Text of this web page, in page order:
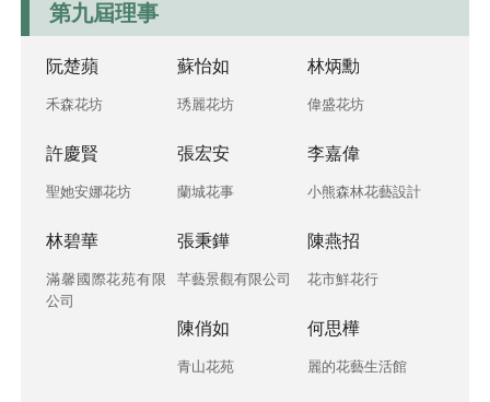
第九屆理事
阮楚蘋
禾森花坊
蘇怡如
琇麗花坊
林炳勳
偉盛花坊
許慶賢
聖她安娜花坊
張宏安
蘭城花事
李嘉偉
小熊森林花藝設計
林碧華
滿馨國際花苑有限
公司
張秉鏵
芊藝景觀有限公司
陳燕招
花市鮮花行
陳俏如
青山花苑
何思樺
麗的花藝生活館